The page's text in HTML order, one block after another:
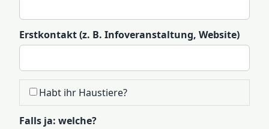
Erstkontakt (z. B. Infoveranstaltung, Website)
Habt ihr Haustiere?
Falls ja: welche?